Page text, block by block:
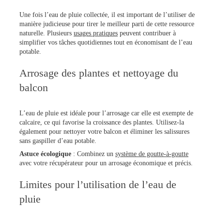
Une fois l’eau de pluie collectée, il est important de l’utiliser de
manière judicieuse pour tirer le meilleur parti de cette ressource
naturelle. Plusieurs usages pratiques peuvent contribuer à
simplifier vos tâches quotidiennes tout en économisant de l’eau
potable.
Arrosage des plantes et nettoyage du
balcon
L’eau de pluie est idéale pour l’arrosage car elle est exempte de
calcaire, ce qui favorise la croissance des plantes. Utilisez-la
également pour nettoyer votre balcon et éliminer les salissures
sans gaspiller d’eau potable.
Astuce écologique : Combinez un système de goutte-à-goutte
avec votre récupérateur pour un arrosage économique et précis.
Limites pour l’utilisation de l’eau de
pluie